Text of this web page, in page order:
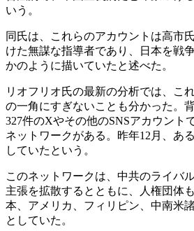
いう。
同氏は、これらのアカウントは高市
けた無謀な指導者であり、日本を戦
かのように描いていたと述べた。
リオフリオ氏の最新の分析では、こ
の一角にすぎないことも分かった。
327件のXやその他のSNSアカウント
ネットワークがある。昨年12月、あ
していたという。
このネットワークは、中共のライバ
主張を拡散するとともに、人権団体
本、アメリカ、フィリピン、中南米
としていた。